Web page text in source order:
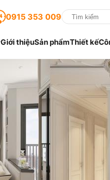
0915 353 009
Giới thiệuSản phẩmThiết kế